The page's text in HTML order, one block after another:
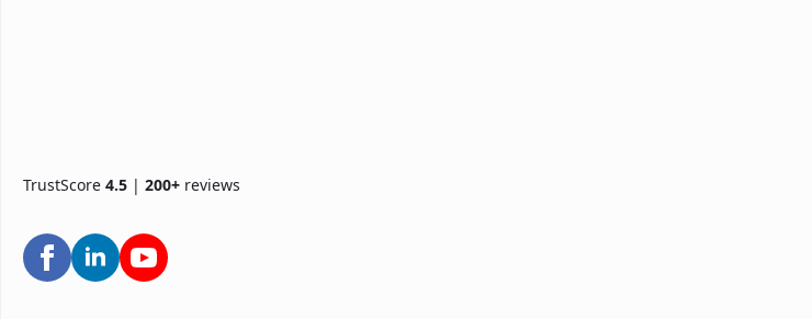
TrustScore 4.5 | 200+ reviews